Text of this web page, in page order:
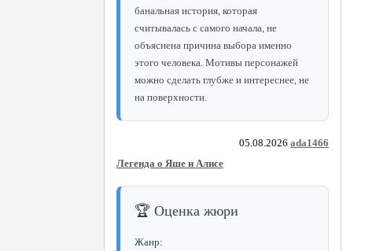
банальная история, которая
считывалась с самого начала, не
объяснена причина выбора именно
этого человека. Мотивы персонажей
можно сделать глубже и интереснее, не
на поверхности.
05.08.2026 ada1466
Легенда о Яше и Алисе
🏆 Оценка жюри
Жанр: